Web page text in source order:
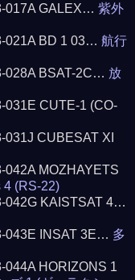
017A GALEX…紫外
021A BD 1 03…航行
028A BSAT-2C… 放
031E CUTE-1 (CO-
CUBESAT XI
042A MOZHAYETS
4 (RS-22)
042G KAISTSAT 4…
043E INSAT 3E… 多
044A HORIZONS 1